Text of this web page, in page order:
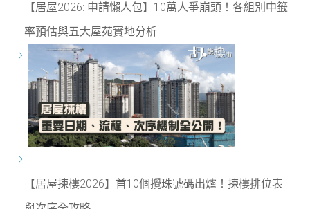
【居屋2026: 申請懶人包】10萬人爭崩頭！各組別中籤
率預估與五大屋苑實地分析
【居屋揀樓2026】首10個攪珠號碼出爐！揀樓排位表